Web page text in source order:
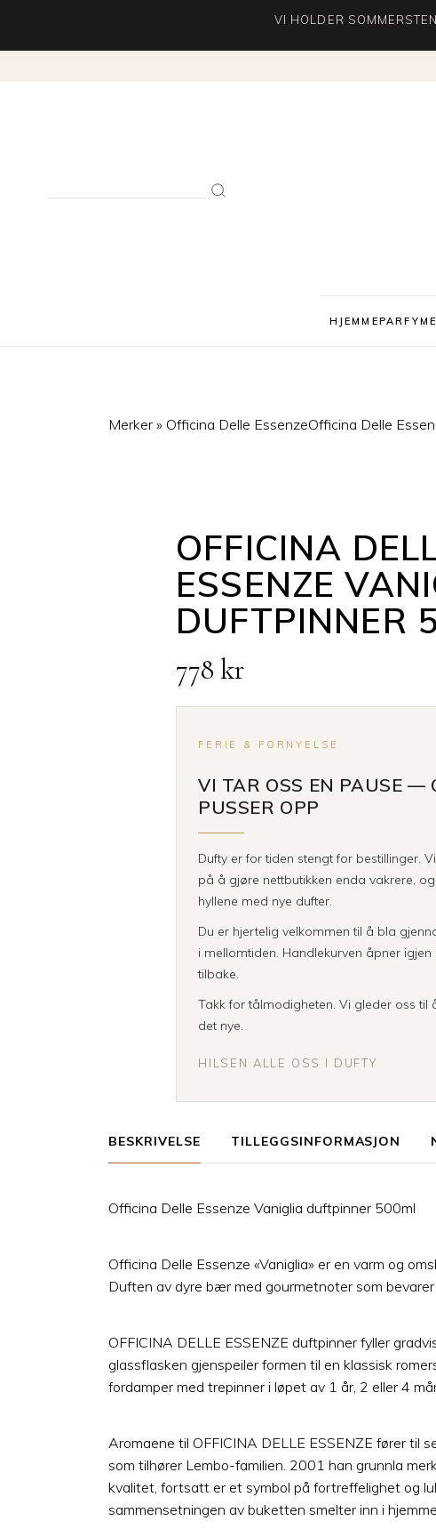
VI HOLDER
HJEMMEPARFYME
Merker » Officina Delle EssenzeOfficina Delle
OFFICINA
ESSENZE
DUFTPINNER
778 kr
FERIE & FORNYELSE
VI TAR OSS EN PAUSE —
PUSSER OPP
Dufty er for tiden stengt for bestillinger.
på å gjøre nettbutikken enda vakrere,
hyllene med nye dufter.
Du er hjertelig velkommen til å bla
i mellomtiden. Handlekurven åpner
tilbake.
Takk for tålmodigheten. Vi gleder oss til
det nye.
HILSEN ALLE OSS I DUFTY
BESKRIVELSE TILLEGGSINFORMASJON
Officina Delle Essenze Vaniglia duftpinner 500ml
Officina Delle Essenze «Vaniglia» er en varm og
Duften av dyre bær med gourmetnoter som
OFFICINA DELLE ESSENZE duftpinner fyller
glassflasken gjenspeiler formen til en klassisk
fordamper med trepinner i løpet av 1 år, 2 eller 4
Aromaene til OFFICINA DELLE ESSENZE fører
som tilhører Lembo-familien. 2001 han grunnla
kvalitet, fortsatt er et symbol på fortreffelighet og
sammensetningen av buketten smelter inn i